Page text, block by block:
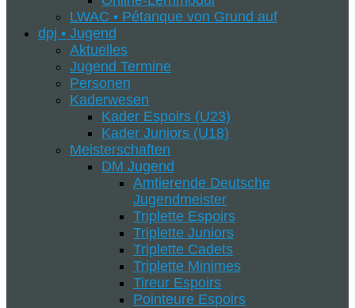
LWAC • Pétanque von Grund auf
dpj • Jugend
Aktuelles
Jugend Termine
Personen
Kaderwesen
Kader Espoirs (U23)
Kader Juniors (U18)
Meisterschaften
DM Jugend
Amtierende Deutsche
Jugendmeister
Triplette Espoirs
Triplette Juniors
Triplette Cadets
Triplette Minimes
Tireur Espoirs
Pointeure Espoirs